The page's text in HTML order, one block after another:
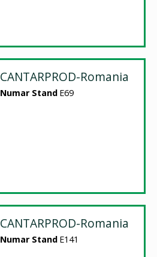
CANTARPROD-Romania
Numar Stand E69
CANTARPROD-Romania
Numar Stand E141